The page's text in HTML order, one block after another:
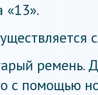
«13».
ремень.
с помощью